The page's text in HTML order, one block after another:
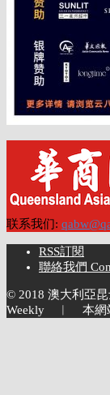
联系我们:
RSS訂閱
聯絡我們
© 2018 澳大利亞昆
Weekly ︱ 本網